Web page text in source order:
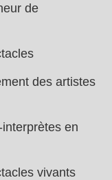
de
des artistes
en
vivants